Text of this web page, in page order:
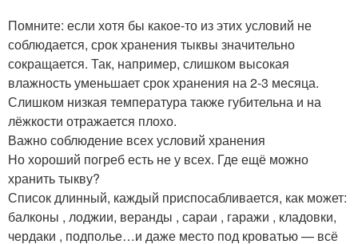
Помните: если хотя бы какое-то из этих условий не
соблюдается, срок хранения тыквы значительно
сокращается. Так, например, слишком высокая
влажность уменьшает срок хранения на 2-3 месяца.
Слишком низкая температура также губительна и на
лёжкости отражается плохо.
Важно соблюдение всех условий хранения
Но хороший погреб есть не у всех. Где ещё можно
хранить тыкву?
Список длинный, каждый приспосабливается, как может:
балконы , лоджии, веранды , сараи , гаражи , кладовки,
чердаки , подполье…и даже место под кроватью — всё